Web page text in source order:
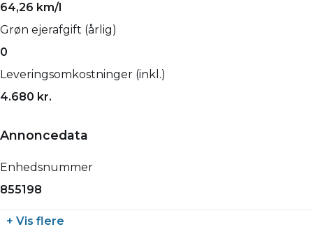
64,26 km/l
Grøn ejerafgift (årlig)
0
Leveringsomkostninger (inkl.)
4.680 kr.
Annoncedata
Enhedsnummer
855198
+ Vis flere